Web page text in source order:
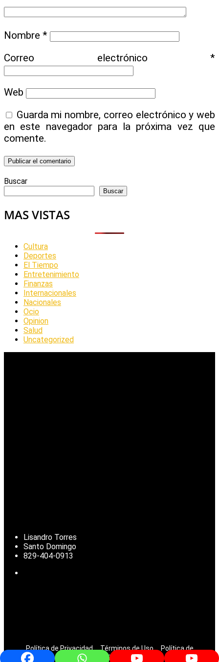
Nombre *
Correo electrónico *
Web
Guarda mi nombre, correo electrónico y web
en este navegador para la próxima vez que
comente.
Buscar
Buscar
MAS VISTAS
Cultura
Deportes
El Tiempo
Entretenimiento
Finanzas
Internacionales
Nacionales
Ocio
Opinion
Salud
Uncategorized
Lisandro Torres
Santo Domingo
829-404-0913
Política de Privacidad Términos de Uso
Política de
Cookies
Contacto